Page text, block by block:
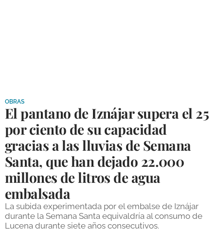
DEPORTES
COMPETICIONES
DEPORTE BASE
OPINIÓN
VENTANA CIUDADANA
CÓRDOBA
OBRAS
El pantano de Iznájar supera el 25
por ciento de su capacidad
gracias a las lluvias de Semana
Santa, que han dejado 22.000
millones de litros de agua
embalsada
La subida experimentada por el embalse de Iznájar
durante la Semana Santa equivaldría al consumo de
Lucena durante siete años consecutivos.